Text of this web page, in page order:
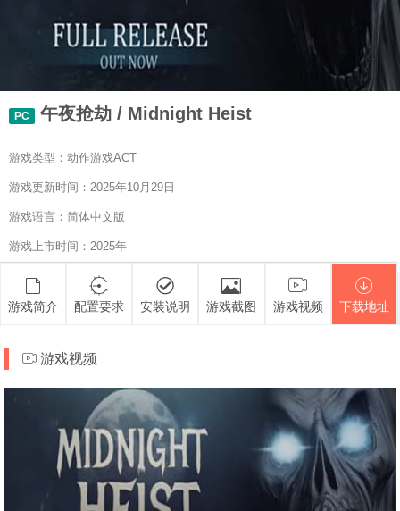
PC 午夜抢劫 / Midnight Heist
游戏类型：动作游戏ACT
游戏更新时间：2025年10月29日
游戏语言：简体中文版
游戏上市时间：2025年
游戏简介 配置要求 安装说明 游戏截图 游戏视频 下载地址
游戏视频